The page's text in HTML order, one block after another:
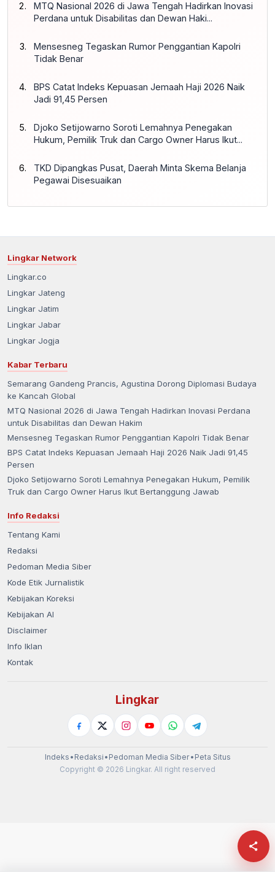
MTQ Nasional 2026 di Jawa Tengah Hadirkan Inovasi
Perdana untuk Disabilitas dan Dewan Haki...
Mensesneg Tegaskan Rumor Penggantian Kapolri
Tidak Benar
BPS Catat Indeks Kepuasan Jemaah Haji 2026 Naik
Jadi 91,45 Persen
Djoko Setijowarno Soroti Lemahnya Penegakan
Hukum, Pemilik Truk dan Cargo Owner Harus Ikut...
TKD Dipangkas Pusat, Daerah Minta Skema Belanja
Pegawai Disesuaikan
Lingkar Network
Lingkar.co
Lingkar Jateng
Lingkar Jatim
Lingkar Jabar
Lingkar Jogja
Kabar Terbaru
Semarang Gandeng Prancis, Agustina Dorong Diplomasi Budaya
ke Kancah Global
MTQ Nasional 2026 di Jawa Tengah Hadirkan Inovasi Perdana
untuk Disabilitas dan Dewan Hakim
Mensesneg Tegaskan Rumor Penggantian Kapolri Tidak Benar
BPS Catat Indeks Kepuasan Jemaah Haji 2026 Naik Jadi 91,45
Persen
Djoko Setijowarno Soroti Lemahnya Penegakan Hukum, Pemilik
Truk dan Cargo Owner Harus Ikut Bertanggung Jawab
Info Redaksi
Tentang Kami
Redaksi
Pedoman Media Siber
Kode Etik Jurnalistik
Kebijakan Koreksi
Kebijakan AI
Disclaimer
Info Iklan
Kontak
Lingkar
Indeks • Redaksi • Pedoman Media Siber• Peta Situs
Copyright © 2026 Lingkar. All right reserved